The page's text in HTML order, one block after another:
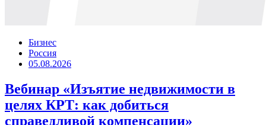
Бизнес
Россия
05.08.2026
Вебинар «Изъятие недвижимости в
целях КРТ: как добиться
справедливой компенсации»